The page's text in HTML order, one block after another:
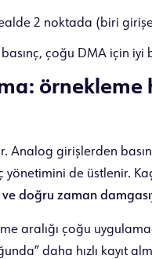
2 noktada (biri
çoğu DMA için iyi
örnekleme
Analog girişlerden
de üstlenir.
doğru zaman
aralığı çoğu
daha hızlı kayıt